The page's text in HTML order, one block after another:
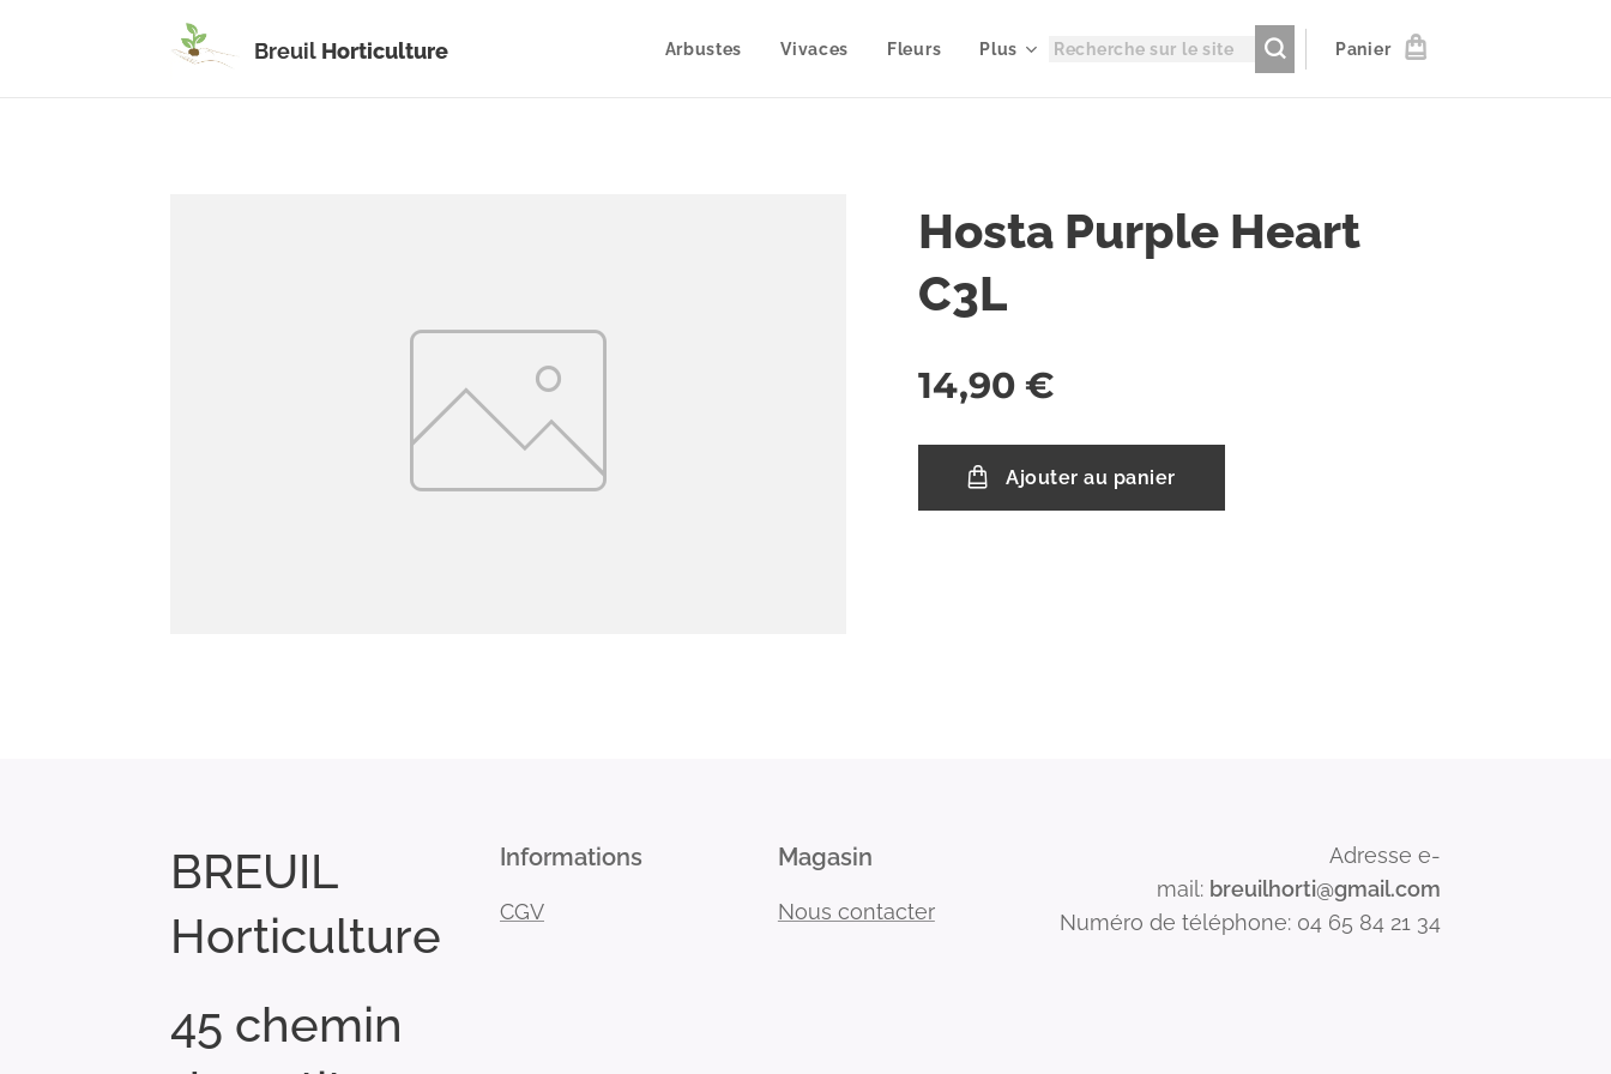
Breuil Horticulture Arbustes Vivaces Fleurs Plus Panier
Hosta Purple Heart
C3L
14,90 €
Ajouter au panier
BREUIL
Horticulture
45 chemin
Informations
CGV
Magasin
Nous contacter
Adresse e-
mail: breuilhorti@gmail.com
Numéro de téléphone: 04 65 84 21 34